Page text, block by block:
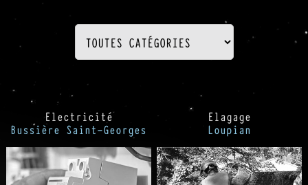
Electricité
Bussière Saint-Georges
Elagage
Loupian